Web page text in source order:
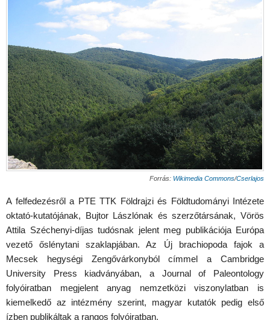
Forrás: Wikimedia Commons/Cserlajos
A felfedezésről a PTE TTK Földrajzi és Földtudományi Intézete
oktató-kutatójának, Bujtor Lászlónak és szerzőtársának, Vörös
Attila Széchenyi-díjas tudósnak jelent meg publikációja Európa
vezető őslénytani szaklapjában. Az Új brachiopoda fajok a
Mecsek hegységi Zengővárkonyból címmel a Cambridge
University Press kiadványában, a Journal of Paleontology
folyóiratban megjelent anyag nemzetközi viszonylatban is
kiemelkedő az intézmény szerint, magyar kutatók pedig első
ízben publikáltak a rangos folyóiratban.